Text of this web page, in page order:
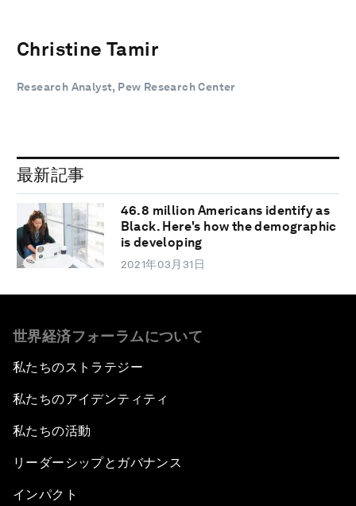
Christine Tamir
Research Analyst, Pew Research Center
最新記事
46.8 million Americans identify as
Black. Here's how the demographic
is developing
2021年03月31日
世界経済フォーラムについて
私たちのストラテジー
私たちのアイデンティティ
私たちの活動
リーダーシップとガバナンス
インパクト